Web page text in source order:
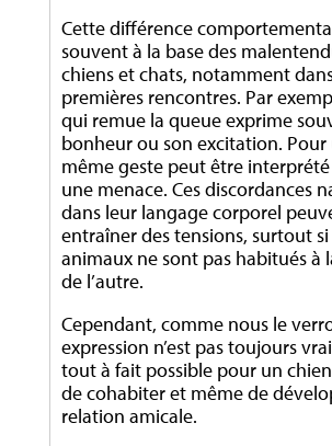
Cette différence
souvent à la base des
chiens et chats, notamment
premières rencontres. Par
qui remue la queue exprime
bonheur ou son excitation. Pour
même geste peut être
une menace. Ces discordances
dans leur langage corporel
entraîner des tensions, surtout si
animaux ne sont pas habitués à
de l’autre.
Cependant, comme nous le
expression n’est pas toujours
tout à fait possible pour un
de cohabiter et même de
relation amicale.